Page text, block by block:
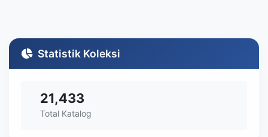
Statistik Koleksi
21,433
Total Katalog